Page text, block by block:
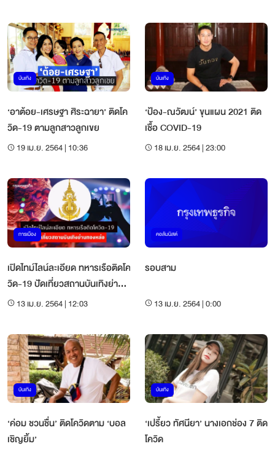
บันเทิง
‘อาต้อย-เศรษฐา ศิระฉายา’ ติดโค
วิด-19 ตามลูกสาวลูกเขย
19 เม.ย. 2564 | 10:36
บันเทิง
‘ป้อง-ณวัฒน์’ ขุนแผน 2021 ติด
เชื้อ COVID-19
18 เม.ย. 2564 | 23:00
การเมือง
เปิดไทม์ไลน์ละเอียด ทหารเรือติดโค
วิด-19 ปัดเที่ยวสถานบันเทิงย่าน
ทองหล่อ
13 เม.ย. 2564 | 12:03
คอลัมนิสต์
รอบสาม
13 เม.ย. 2564 | 0:00
บันเทิง
‘ค่อม ชวนชื่น’ ติดโควิดตาม ‘บอล
เชิญยิ้ม’
บันเทิง
‘เปรี้ยว ทัศนียา’ นางเอกช่อง 7 ติด
โควิด